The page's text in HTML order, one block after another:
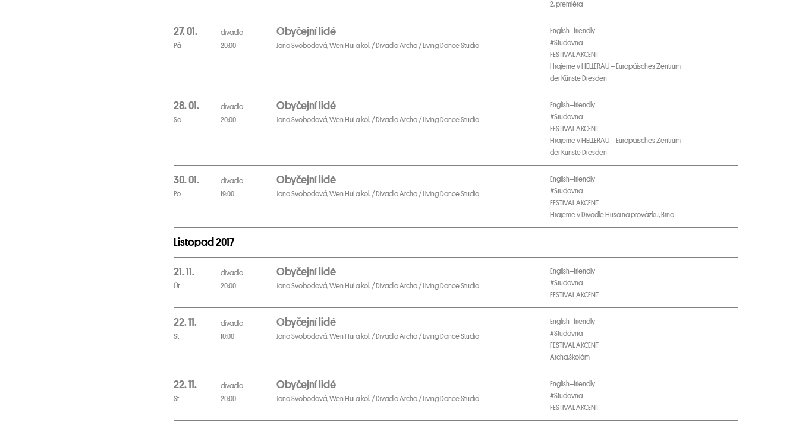
2. premiéra
27. 01.
Pá
divadlo
20:00
Obyčejní lidé
Jana Svobodová, Wen Hui a kol. / Divadlo Archa / Living Dance Studio
English–friendly
#Studovna
FESTIVAL AKCENT
Hrajeme v HELLERAU – Europäisches Zentrum
der Künste Dresden
28. 01.
So
divadlo
20:00
Obyčejní lidé
Jana Svobodová, Wen Hui a kol. / Divadlo Archa / Living Dance Studio
English–friendly
#Studovna
FESTIVAL AKCENT
Hrajeme v HELLERAU – Europäisches Zentrum
der Künste Dresden
30. 01.
Po
divadlo
19:00
Obyčejní lidé
Jana Svobodová, Wen Hui a kol. / Divadlo Archa / Living Dance Studio
English–friendly
#Studovna
FESTIVAL AKCENT
Hrajeme v Divadle Husa na provázku, Brno
Listopad 2017
21. 11.
Út
divadlo
20:00
Obyčejní lidé
Jana Svobodová, Wen Hui a kol. / Divadlo Archa / Living Dance Studio
English–friendly
#Studovna
FESTIVAL AKCENT
22. 11.
St
divadlo
10:00
Obyčejní lidé
Jana Svobodová, Wen Hui a kol. / Divadlo Archa / Living Dance Studio
English–friendly
#Studovna
FESTIVAL AKCENT
Archa.školám
22. 11.
St
divadlo
20:00
Obyčejní lidé
Jana Svobodová, Wen Hui a kol. / Divadlo Archa / Living Dance Studio
English–friendly
#Studovna
FESTIVAL AKCENT